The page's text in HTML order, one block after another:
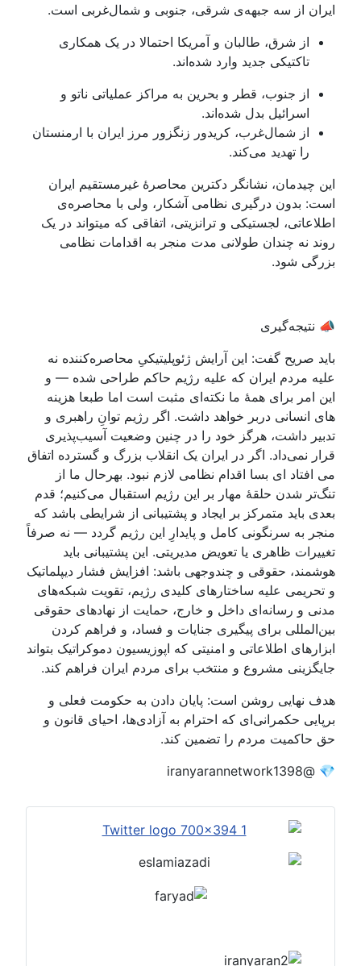
ایران از سه جبهه‌ی شرقی، جنوبی و شمال‌غربی است.
از شرق، طالبان و آمریکا احتمالا در یک همکاری
تاکتیکی جدید وارد شده‌اند.
از جنوب، قطر و بحرین به مراکز عملیاتی ناتو و
اسرائیل بدل شده‌اند.
از شمال‌غرب، کریدور زنگزور مرز ایران با ارمنستان
را تهدید می‌کند.
این چیدمان، نشانگر دکترین محاصرهٔ غیرمستقیم ایران
است: بدون درگیری نظامی آشکار، ولی با محاصره‌ی
اطلاعاتی، لجستیکی و ترانزیتی، اتفاقی که میتواند در یک
روند نه چندان طولانی مدت منجر به اقدامات نظامی
بزرگی شود.
📣 نتیجه‌گیری
باید صریح گفت: این آرایش ژئوپلیتیکیِ محاصره‌کننده نه
علیه مردم ایران که علیه رژیم حاکم طراحی شده — و
این امر برای همهٔ ما نکته‌ای مثبت است اما طبعا هزینه
های انسانی دربر خواهد داشت. اگر رژیم توانِ راهبری و
تدبیر داشت، هرگز خود را در چنین وضعیت آسیب‌پذیری
قرار نمی‌داد. اگر در ایران یک انقلاب بزرگ و گسترده اتفاق
می افتاد ای بسا اقدام نظامی لازم نبود. بهرحال ما از
تنگ‌تر شدن حلقهٔ مهار بر این رژیم استقبال می‌کنیم؛ قدم
بعدی باید متمرکز بر ایجاد و پشتیبانی از شرایطی باشد که
منجر به سرنگونی کامل و پایدارِ این رژیم گردد — نه صرفاً
تغییرات ظاهری یا تعویض مدیریتی. این پشتیبانی باید
هوشمند، حقوقی و چندوجهی باشد: افزایش فشار دیپلماتیک
و تحریمی علیه ساختارهای کلیدی رژیم، تقویت شبکه‌های
مدنی و رسانه‌ای داخل و خارج، حمایت از نهادهای حقوقی
بین‌المللی برای پیگیری جنایات و فساد، و فراهم کردن
ابزارهای اطلاعاتی و امنیتی که اپوزیسیون دموکراتیک بتواند
جایگزینی مشروع و منتخب برای مردم ایران فراهم کند.
هدف نهایی روشن است: پایان دادن به حکومت فعلی و
برپایی حکمرانی‌ای که احترام به آزادی‌ها، احیای قانون و
حق حاکمیت مردم را تضمین کند.
💎 @iranyarannetwork1398